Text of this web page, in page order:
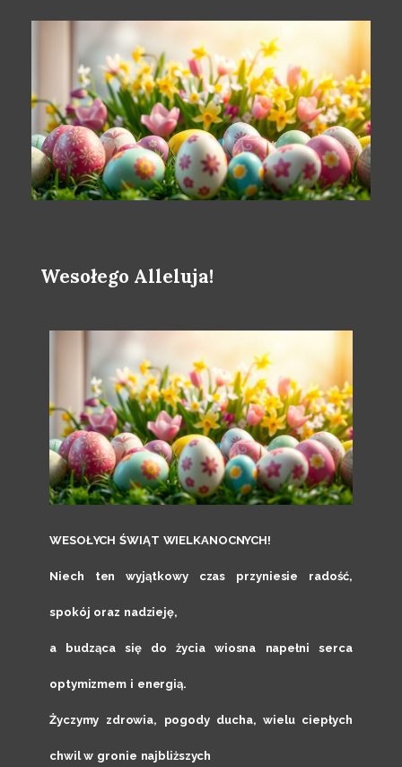
Wesołego Alleluja!
WESOŁYCH ŚWIĄT WIELKANOCNYCH!
Niech ten wyjątkowy czas przyniesie radość,
spokój oraz nadzieję,
a budząca się do życia wiosna napełni serca
optymizmem i energią.
Życzymy zdrowia, pogody ducha, wielu ciepłych
chwil w gronie najbliższych